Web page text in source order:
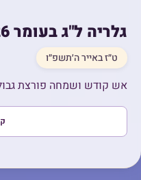
גלריה ל"ג בעומר 2026
ט״ז באייר ה׳תשפ״ו
אש קודש ושמחה פורצת